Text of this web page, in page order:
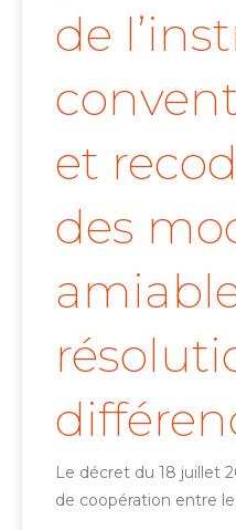
de
et
des
Le décret du 18 juillet
de coopération entre le